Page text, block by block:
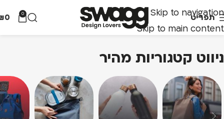
Skip to navigation
Skip to main content
תפריט 0
0
ניווט קטגוריות מהיר